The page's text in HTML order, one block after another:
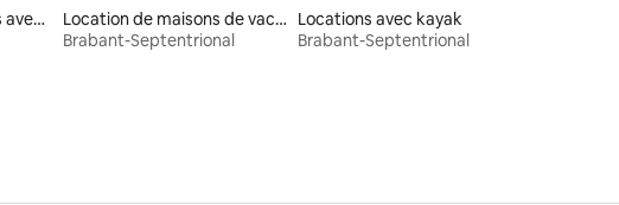
Locations de vacances avec piscine
Location de maisons de vacances
Brabant-Septentrional
Locations avec kayak
Brabant-Septentrional